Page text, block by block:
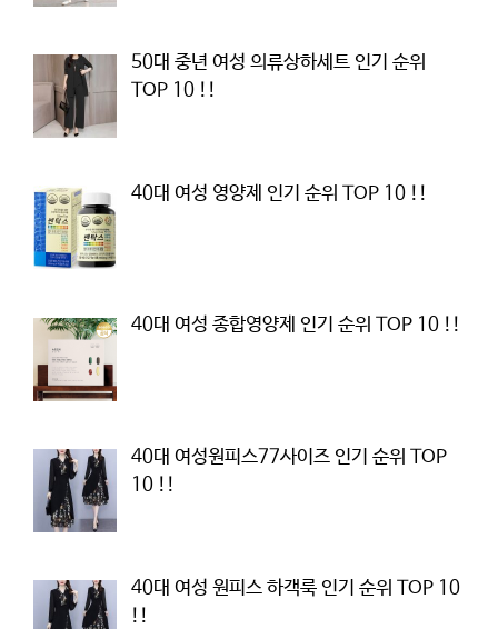
50대 중년 여성 의류상하세트 인기 순위
TOP 10 !!
40대 여성 영양제 인기 순위 TOP 10 !!
40대 여성 종합영양제 인기 순위 TOP 10 !!
40대 여성원피스77사이즈 인기 순위 TOP
10 !!
40대 여성 원피스 하객룩 인기 순위 TOP 10
!!